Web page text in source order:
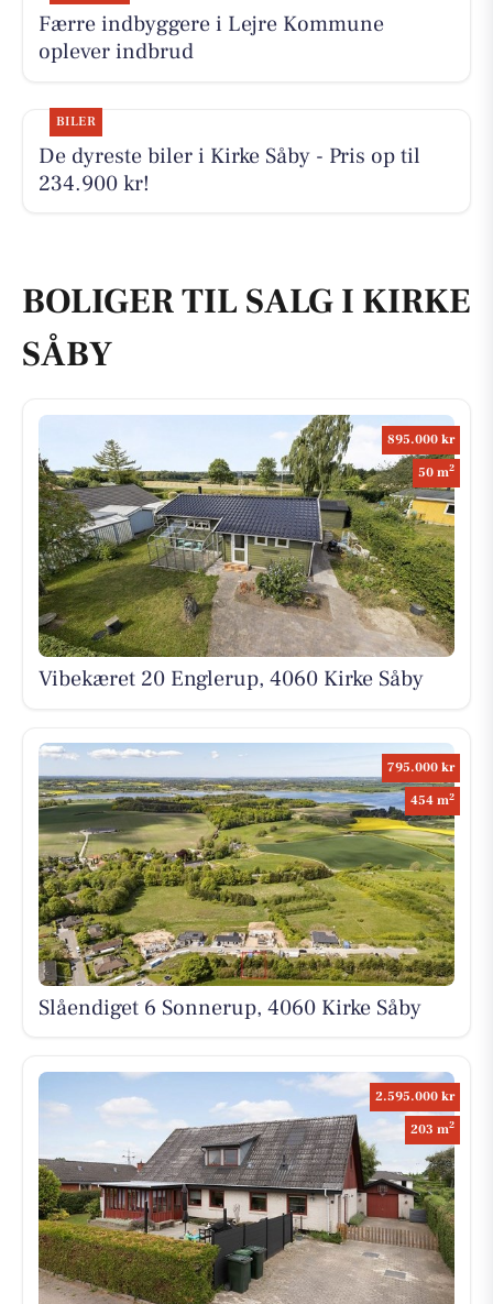
Færre indbyggere i Lejre Kommune
oplever indbrud
BILER
De dyreste biler i Kirke Såby - Pris op til
234.900 kr!
BOLIGER TIL SALG I KIRKE
SÅBY
895.000 kr
50 m2
Vibekæret 20 Englerup, 4060 Kirke Såby
795.000 kr
454 m2
Slåendiget 6 Sonnerup, 4060 Kirke Såby
2.595.000 kr
203 m2